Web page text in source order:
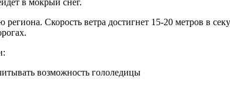
Скорость ветра достигнет 15-20 метров в
возможность гололедицы